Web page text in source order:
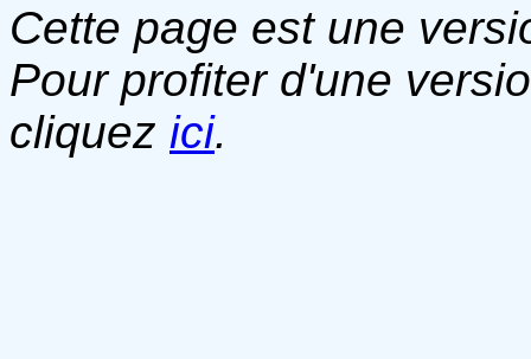
Cette page est une
Pour profiter d'une
cliquez ici.